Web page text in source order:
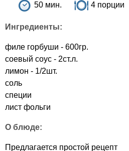
50 мин. 4 порции
Ингредиенты:
филе горбуши - 600гр.
соевый соус - 2ст.л.
лимон - 1/2шт.
соль
специи
лист фольги
О блюде:
Предлагается простой рецепт